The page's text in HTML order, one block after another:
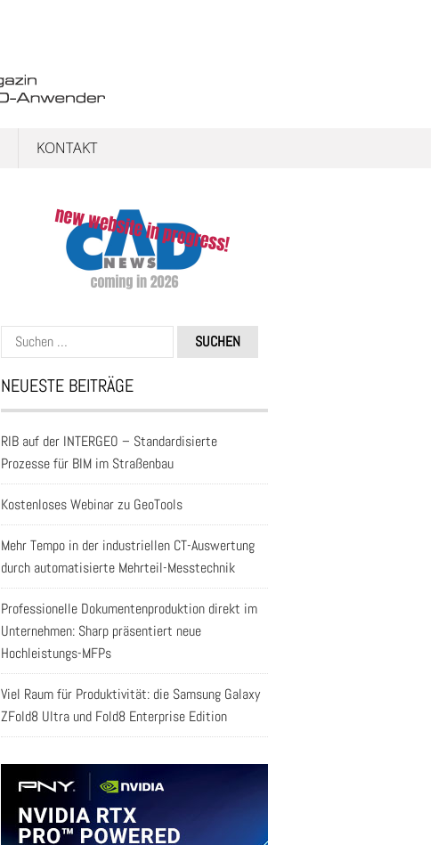
KONTAKT
Suchen
nach:
NEUESTE BEITRÄGE
RIB auf der INTERGEO – Standardisierte
Prozesse für BIM im Straßenbau
Kostenloses Webinar zu GeoTools
Mehr Tempo in der industriellen CT-Auswertung
durch automatisierte Mehrteil-Messtechnik
Professionelle Dokumentenproduktion direkt im
Unternehmen: Sharp präsentiert neue
Hochleistungs-MFPs
Viel Raum für Produktivität: die Samsung Galaxy
ZFold8 Ultra und Fold8 Enterprise Edition